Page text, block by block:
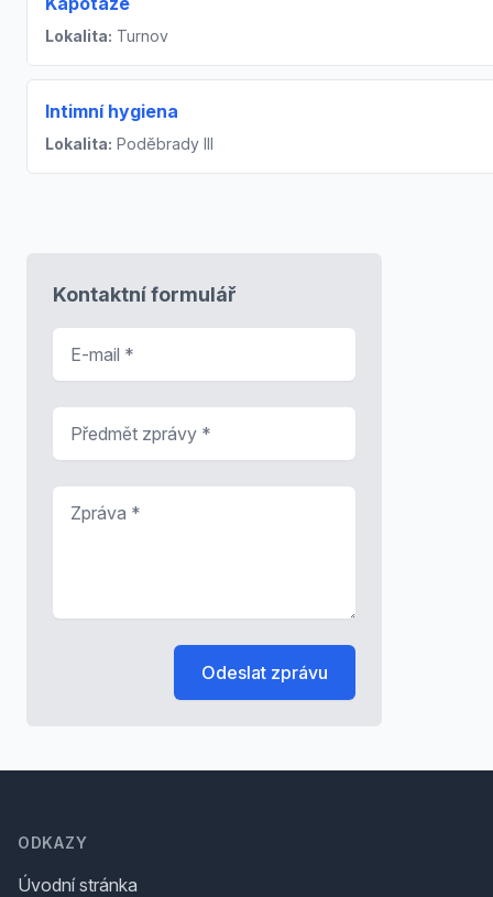
Lokalita: Turnov
Intimní hygiena
Lokalita: Poděbrady III
Kontaktní formulář
Odeslat zprávu
ODKAZY
Úvodní stránka